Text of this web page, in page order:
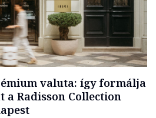
valuta: így formálja
a Radisson Collection